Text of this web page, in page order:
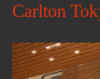
Carlton